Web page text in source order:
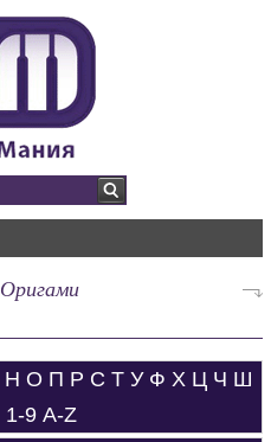
Оригами
Н О П Р С Т У Ф Х Ц Ч Ш
1-9 A-Z